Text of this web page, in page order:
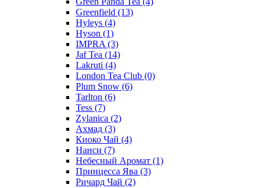
Greenfield (13)
Hyleys (4)
Hyson (1)
IMPRA (3)
Jaf Tea (14)
Lakruti (4)
London Tea Club (0)
Plum Snow (6)
Tarlton (6)
Tess (7)
Zylanica (2)
Ахмад (3)
Киоко Чай (4)
Нанси (7)
Небесный Аромат (1)
Принцесса Ява (3)
Ричард Чай (2)